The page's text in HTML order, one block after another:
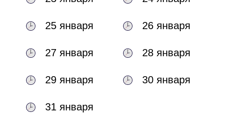
25 января 26 января
27 января 28 января
29 января 30 января
31 января